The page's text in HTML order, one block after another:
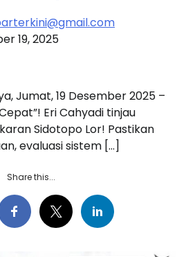
19, 2025
Jumat, 19 Desember 2025 –
Eri Cahyadi tinjau
Sidotopo Lor! Pastikan
evaluasi sistem […]
Share this...